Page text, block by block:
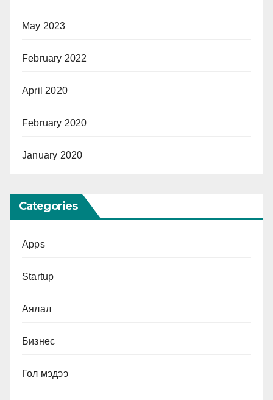
May 2023
February 2022
April 2020
February 2020
January 2020
Categories
Apps
Startup
Аялал
Бизнес
Гол мэдээ